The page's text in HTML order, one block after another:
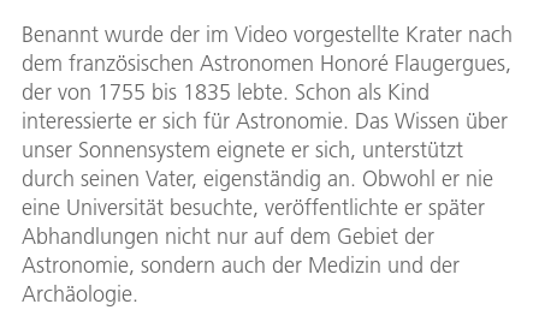
Benannt wurde der im Video vorgestellte Krater nach
dem französischen Astronomen Honoré Flaugergues,
der von 1755 bis 1835 lebte. Schon als Kind
interessierte er sich für Astronomie. Das Wissen über
unser Sonnensystem eignete er sich, unterstützt
durch seinen Vater, eigenständig an. Obwohl er nie
eine Universität besuchte, veröffentlichte er später
Abhandlungen nicht nur auf dem Gebiet der
Astronomie, sondern auch der Medizin und der
Archäologie.